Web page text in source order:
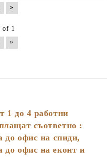
»
of 1
»
1 до 4 работни
съответно :
до офис на спиди,
до офис на еконт и